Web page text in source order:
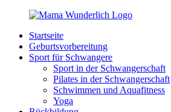
Zurück
Inhalt
MamaWunderlich.de
Mutti
sein
wunderbar!
Startseite
Geburtsvorbereitung
Sport für Schwangere
Sport in der Schwangerschaft
Pilates in der Schwangerschaft
Schwimmen und Aquafitness
Yoga